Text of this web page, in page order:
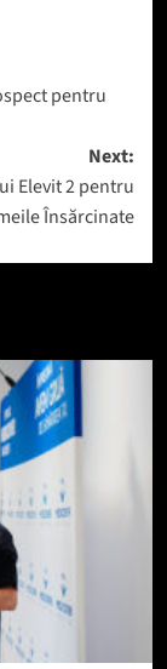
pentru
Next:
Elevit 2 pentru
Însărcinate